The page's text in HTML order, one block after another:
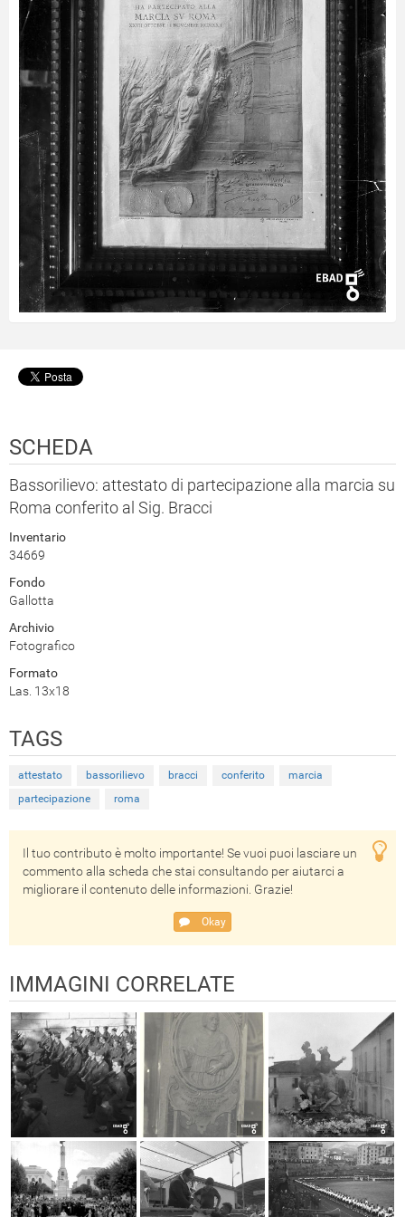
SCHEDA
Bassorilievo: attestato di partecipazione alla marcia su
Roma conferito al Sig. Bracci
Inventario
34669
Fondo
Gallotta
Archivio
Fotografico
Formato
Las. 13x18
TAGS
attestato bassorilievo bracci conferito
marcia
partecipazione
roma
Il tuo contributo è molto importante! Se vuoi puoi lasciare un
commento alla scheda che stai consultando per aiutarci a
migliorare il contenuto delle informazioni. Grazie!
Okay
IMMAGINI CORRELATE